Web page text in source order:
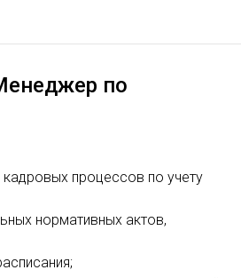
по
процессов по учету
нормативных актов,